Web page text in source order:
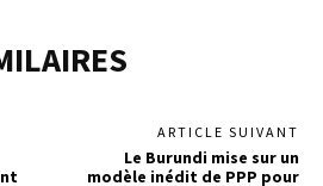
ARTICLE SUIVANT
Le Burundi mise sur un
modèle inédit de PPP pour